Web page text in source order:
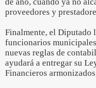
proveedores y
Finalmente, el Diputado
funcionarios
nuevas reglas de
ayudará a entregar su
Financieros